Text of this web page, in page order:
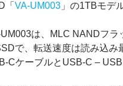
「VA-UM003 」の1TBモデ
は、MLC NANDフ
で、転送速度は読み込
CケーブルとUSB-C –